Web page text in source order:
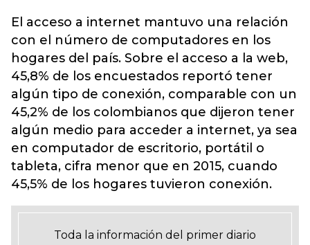
El acceso a internet mantuvo una relación
con el número de computadores en los
hogares del país. Sobre el acceso a la web,
45,8% de los encuestados reportó tener
algún tipo de conexión, comparable con un
45,2% de los colombianos que dijeron tener
algún medio para acceder a internet, ya sea
en computador de escritorio, portátil o
tableta, cifra menor que en 2015, cuando
45,5% de los hogares tuvieron conexión.
Toda la información del primer diario